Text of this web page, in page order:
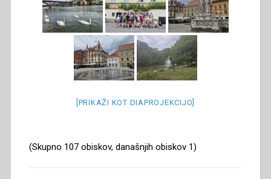
[PRIKAŽI KOT DIAPROJEKCIJO]
(Skupno 107 obiskov, današnjih obiskov 1)